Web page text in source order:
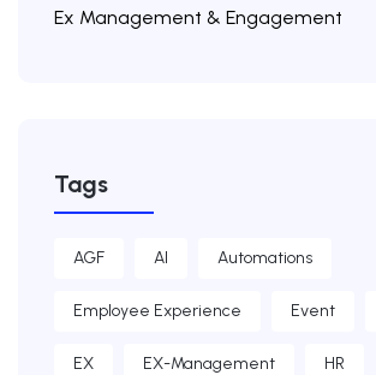
Ex Management & Engagement
Tags
AGF AI Automations
Employee Experience Event
EX EX-Management HR